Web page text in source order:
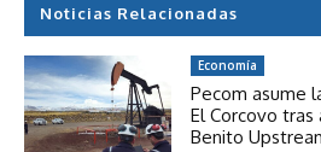
Noticias Relacionadas
Economía
Pecom asume
El Corcovo
Benito